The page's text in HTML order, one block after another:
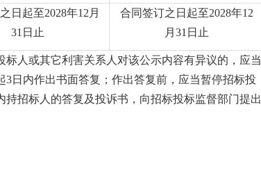
日起至2028年12月
31日止
合同签订之日起至2028年12
月31日止
人或其它利害关系人对该公示内容有异议的，应当
3日内作出书面答复；作出答复前，应当暂停招标投
招标人的答复及投诉书，向招标投标监督部门提出